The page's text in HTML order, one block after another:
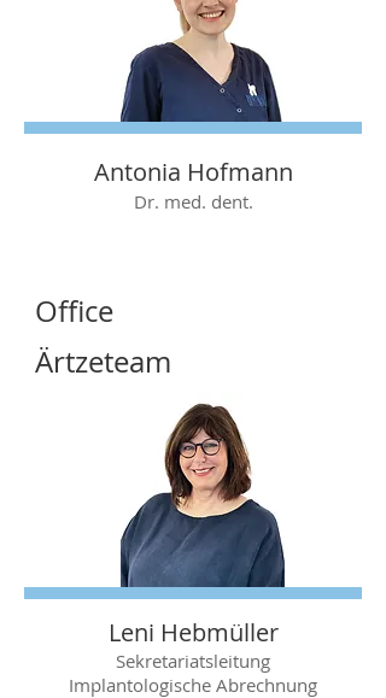
Antonia Hofmann
Dr. med. dent.
Office
Ärtzeteam
Leni Hebmüller
Sekretariatsleitung
Implantologische Abrechnung